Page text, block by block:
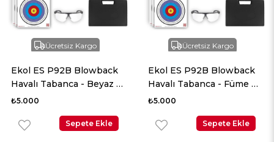
Ücretsiz Kargo
Ekol ES P92B Blowback
Havalı Tabanca - Beyaz +
10 Adet Co2 + 3 Adet
Çantası + Balistik Gözlük
₺5.000
Sepete Ekle
Ücretsiz Kargo
Ekol ES P92B Blowback
Havalı Tabanca - Füme +
10 Adet Co2 + 3 Adet
Çantası + Balistik Gözlük
₺5.000
Sepete Ekle